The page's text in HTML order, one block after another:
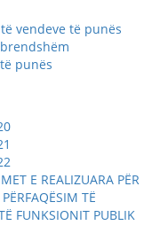
vendeve të punës
punës
E REALIZUARA PËR
TË
FUNKSIONIT PUBLIK